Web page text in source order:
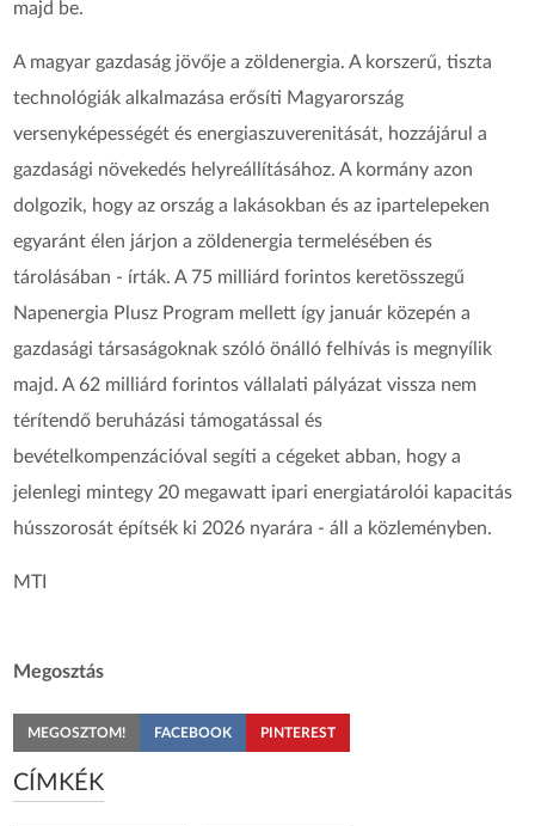
majd be.
A magyar gazdaság jövője a zöldenergia. A korszerű, tiszta
technológiák alkalmazása erősíti Magyarország
versenyképességét és energiaszuverenitását, hozzájárul a
gazdasági növekedés helyreállításához. A kormány azon
dolgozik, hogy az ország a lakásokban és az ipartelepeken
egyaránt élen járjon a zöldenergia termelésében és
tárolásában - írták. A 75 milliárd forintos keretösszegű
Napenergia Plusz Program mellett így január közepén a
gazdasági társaságoknak szóló önálló felhívás is megnyílik
majd. A 62 milliárd forintos vállalati pályázat vissza nem
térítendő beruházási támogatással és
bevételkompenzációval segíti a cégeket abban, hogy a
jelenlegi mintegy 20 megawatt ipari energiatárolói kapacitás
hússzorosát építsék ki 2026 nyarára - áll a közleményben.
MTI
Megosztás
MEGOSZTOM! FACEBOOK PINTEREST
CÍMKÉK